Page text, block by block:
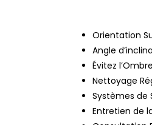
Orientation
Angle
Évitez l’Ombre
Nettoyage
Systèmes de
Entretien de